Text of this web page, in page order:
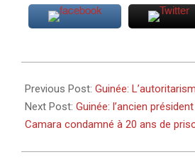
07-
30
Previous Post: Guinée:
Next Post: Guinée: l’ancien
Camara condamné à 20 ans de